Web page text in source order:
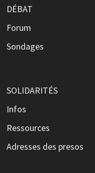
DÉBAT
Forum
Sondages
SOLIDARITÉS
Infos
Ressources
Adresses des presos